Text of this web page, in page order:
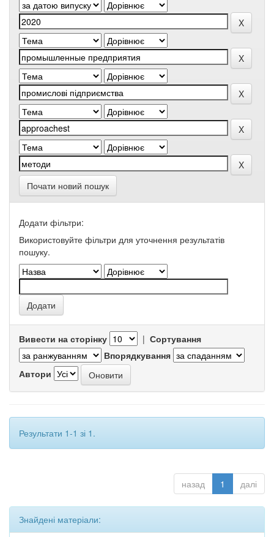
Почати новий пошук
Додати фільтри:
Використовуйте фільтри для уточнення результатів
пошуку.
Вивести на сторінку | Сортування
Впорядкування
Автори
Результати 1-1 зі 1.
назад 1 далі
Знайдені матеріали: